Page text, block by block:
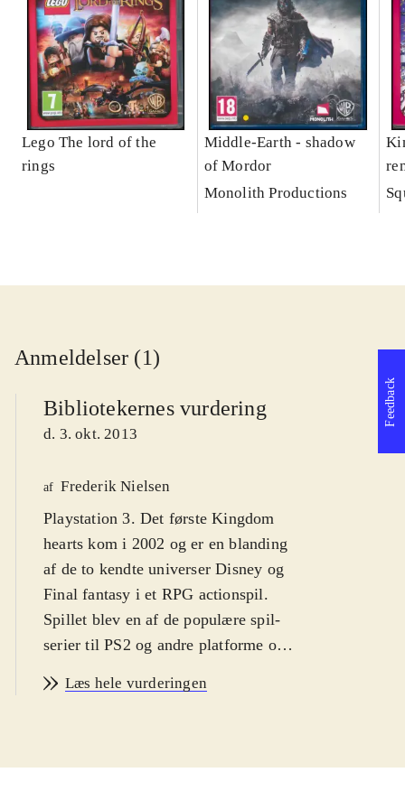
Lego The lord of the
rings
Middle-Earth - shadow
of Mordor
Monolith Productions
Anmeldelser (1)
Bibliotekernes vurdering
d. 3. okt. 2013
af Frederik Nielsen
Playstation 3. Det første Kingdom
hearts kom i 2002 og er en blanding
af de to kendte universer Disney og
Final fantasy i et RPG actionspil.
Spillet blev en af de populære spil-
serier til PS2 og andre platforme og i
syv spil og det er oplagt, at de første
en PEGI: 12 og ikoner for vold.
Læs hele vurderingen
Feedback